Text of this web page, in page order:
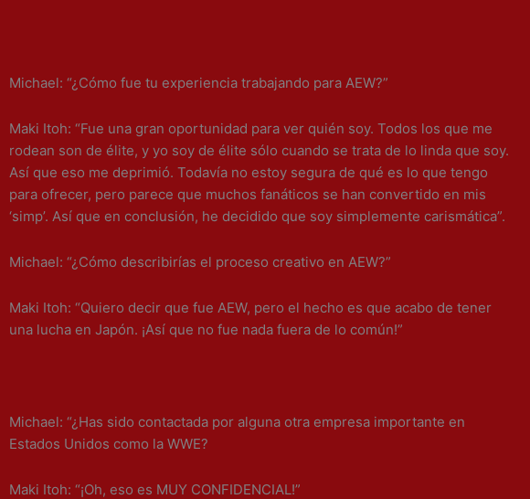
Michael: “¿Cómo fue tu experiencia trabajando para AEW?”
Maki Itoh: “Fue una gran oportunidad para ver quién soy. Todos los que me
rodean son de élite, y yo soy de élite sólo cuando se trata de lo linda que soy.
Así que eso me deprimió. Todavía no estoy segura de qué es lo que tengo
para ofrecer, pero parece que muchos fanáticos se han convertido en mis
‘simp’. Así que en conclusión, he decidido que soy simplemente carismática”.
Michael: “¿Cómo describirías el proceso creativo en AEW?”
Maki Itoh: “Quiero decir que fue AEW, pero el hecho es que acabo de tener
una lucha en Japón. ¡Así que no fue nada fuera de lo común!”
Michael: “¿Has sido contactada por alguna otra empresa importante en
Estados Unidos como la WWE?
Maki Itoh: “¡Oh, eso es MUY CONFIDENCIAL!”